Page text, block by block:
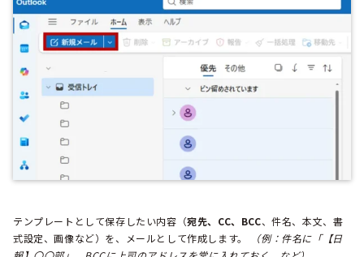
テンプレートとして保存したい内容（宛先、CC、BCC、件名、本文、書
式設定、画像など）を、メールとして作成します。
（例：件名に「【日